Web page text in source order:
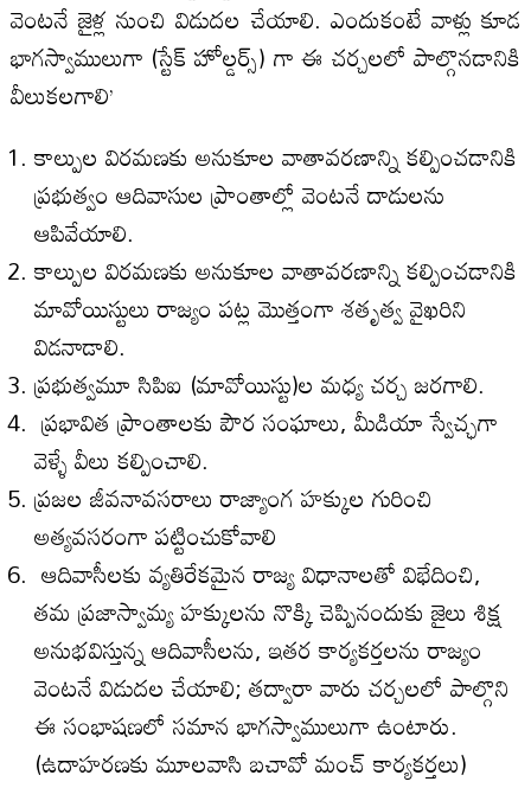
వెంటనే జైళ్ల నుంచి విడుదల చేయాలి. ఎందుకంటే వాళ్లు కూడ
భాగస్వాములుగా (స్టేక్ హోల్డర్స్) గా ఈ చర్చలలో పాల్గొనడానికి
వీలుకలగాలి’
కాల్పుల విరమణకు అనుకూల వాతావరణాన్ని కల్పించడానికి
ప్రభుత్వం ఆదివాసుల ప్రాంతాల్లో వెంటనే దాడులను
ఆపివేయాలి.
కాల్పుల విరమణకు అనుకూల వాతావరణాన్ని కల్పించడానికి
మావోయిస్టులు రాజ్యం పట్ల మొత్తంగా శతృత్వ వైఖరిని
విడనాడాలి.
ప్రభుత్వమూ సి‌పి‌ఐ (మావోయిస్టు)ల మధ్య చర్చ జరగాలి.
ప్రభావిత ప్రాంతాలకు పౌర సంఘాలు, మీడియా స్వేచ్ఛగా
వెళ్ళే వీలు కల్పించాలి.
ప్రజల జీవనావసరాలు రాజ్యాంగ హక్కుల గురించి
అత్యవసరంగా పట్టించుకోవాలి
ఆదివాసీలకు వ్యతిరేకమైన రాజ్య విధానాలతో విభేదించి,
తమ ప్రజాస్వామ్య హక్కులను నొక్కి చెప్పినందుకు జైలు శిక్ష
అనుభవిస్తున్న ఆదివాసీలను, ఇతర కార్యకర్తలను రాజ్యం
వెంటనే విడుదల చేయాలి; తద్వారా వారు చర్చలలో పాల్గొని
ఈ సంభాషణలో సమాన భాగస్వాములుగా ఉంటారు.
(ఉదాహరణకు మూలవాసి బచావో మంచ్ కార్యకర్తలు)